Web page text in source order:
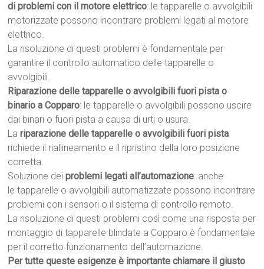
di problemi con il motore elettrico: le tapparelle o avvolgibili
motorizzate possono incontrare problemi legati al motore
elettrico.
La risoluzione di questi problemi è fondamentale per
garantire il controllo automatico delle tapparelle o
avvolgibili.
Riparazione delle tapparelle o avvolgibili fuori pista o
binario a Copparo: le tapparelle o avvolgibili possono uscire
dai binari o fuori pista a causa di urti o usura.
Lariparazione delle tapparelle o avvolgibili fuori pista
richiede il riallineamento e il ripristino della loro posizione
corretta.
Soluzione deiproblemi legati all’automazione: anche
le tapparelle o avvolgibili automatizzate possono incontrare
problemi con i sensori o il sistema di controllo remoto.
La risoluzione di questi problemi così come una risposta per
montaggio di tapparelle blindate a Copparo è fondamentale
per il corretto funzionamento dell’automazione.
Per tutte queste esigenze è importante chiamare il giusto